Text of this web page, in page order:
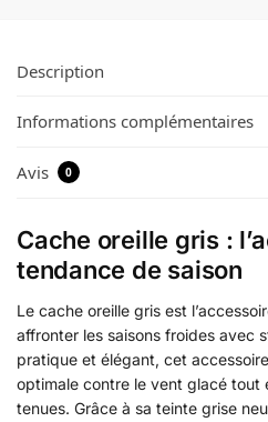
Description
Informations complémentaires
Avis 0
Cache oreille gris :
tendance de saison
Le cache oreille gris est
affronter les saisons froides avec
pratique et élégant, cet
optimale contre le vent glacé tout
tenues. Grâce à sa teinte grise